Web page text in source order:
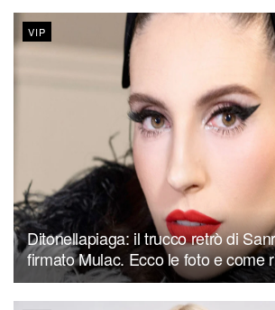
VIP
Ditonellapiaga: il trucco retrò di
firmato Mulac. Ecco le foto e come